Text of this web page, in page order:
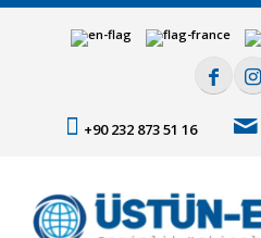
+90 232 873 51 16